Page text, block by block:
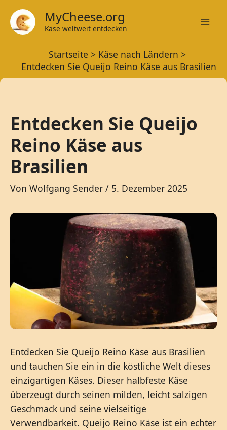
Inhalt
springen
MyCheese.org
Käse weltweit entdecken
Startseite
Käse nach Ländern
Entdecken Sie Queijo Reino Käse aus Brasilien
Entdecken Sie Queijo
Reino Käse aus
Brasilien
Von Wolfgang Sender / 5. Dezember 2025
Entdecken Sie Queijo Reino Käse aus Brasilien
und tauchen Sie ein in die köstliche Welt dieses
einzigartigen Käses. Dieser halbfeste Käse
überzeugt durch seinen milden, leicht salzigen
Geschmack und seine vielseitige
Verwendbarkeit. Queijo Reino Käse ist ein echter